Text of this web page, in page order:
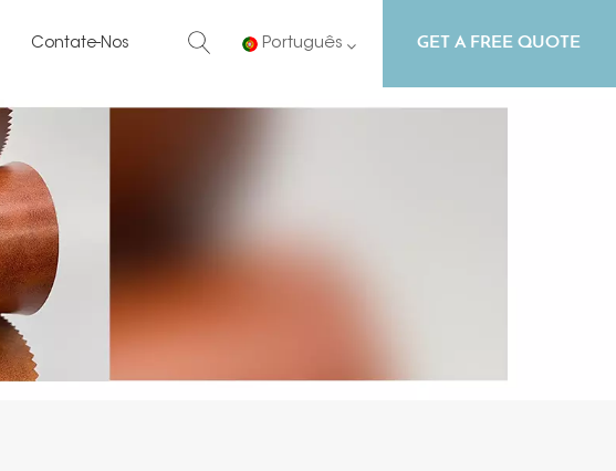
Contate-Nos Português GET A FREE QUOTE